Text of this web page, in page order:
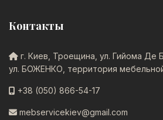
Контакты
г. Киев, Троещина, ул. Гийома Де
ул. БОЖЕНКО, территория
+38 (050) 866-54-17
mebservicekiev@gmail.com